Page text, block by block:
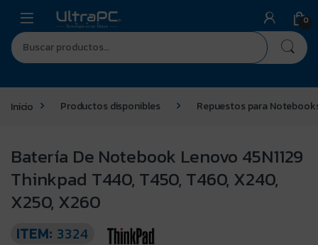
0
Inicio Productos disponibles Repuestos para
Batería De Notebook Lenovo 45N1129
Thinkpad T440, T450, T460, X240,
X250, X260
ITEM: 3324